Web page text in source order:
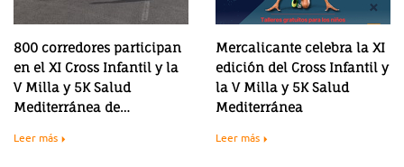
800 corredores participan
en el XI Cross Infantil y la
V Milla y 5K Salud
Mediterránea de
Leer más
Mercalicante celebra la XI
edición del Cross Infantil y
la V Milla y 5K Salud
Mediterránea
Leer más